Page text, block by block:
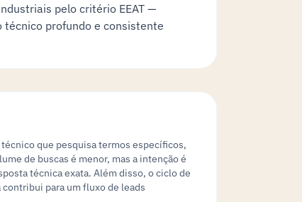
pelo critério EEAT —
técnico profundo e consistente
que pesquisa termos específicos,
de buscas é menor, mas a intenção é
técnica exata. Além disso, o ciclo de
para um fluxo de leads